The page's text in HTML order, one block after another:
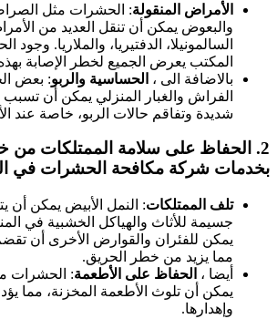
الأمراض المنقولة: الحشرات مثل
والبعوض يمكن أن تنقل العديد من
السالمونيلا، الدفتيريا، والملاريا. وجود
المكتب يعرض الجميع لخطر الإصابة بهذه
بالاضافة الى ، الحساسية والربو: بعض
الفراش والغبار المنزلي يمكن أن
شديدة وتفاقم حالات الربو، خاصة عند
الحفاظ على سلامة الممتلكاتمن
شركة مكافحة الحشرات في
تلف الممتلكات: النمل الأبيض يمكن أن
جسيمة للأثاث والهياكل الخشبية في
يمكن للفئران والقوارض الأخرى أن تقضم
مما يزيد من خطر الحريق.
أيضا ، الحفاظ على الأطعمة: الحشرات
يمكن أن تلوث الأطعمة المخزنة، مما
وإهدارها.